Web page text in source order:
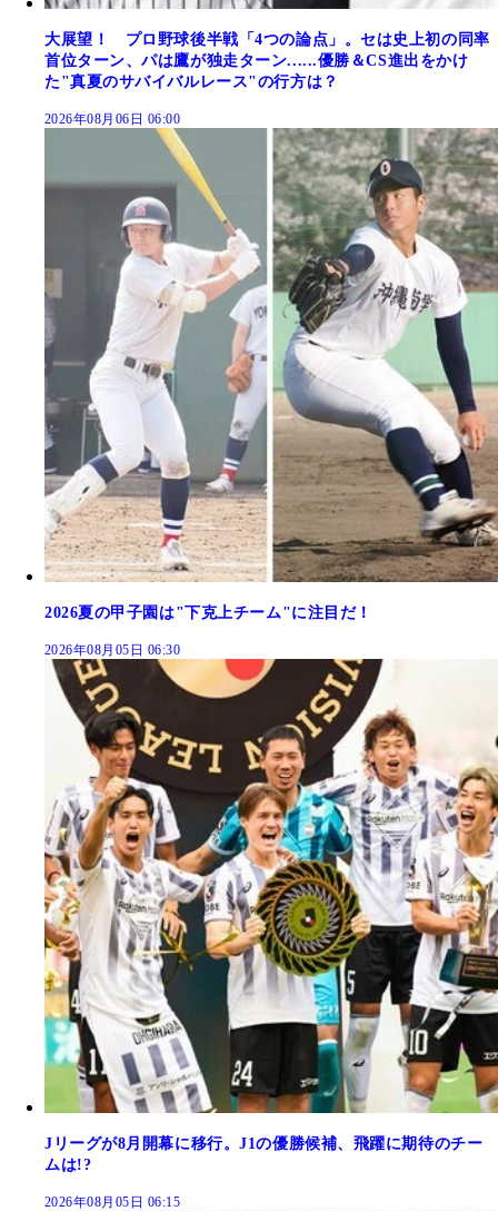
大展望！ プロ野球後半戦「4つの論点」。セは史上初の同率
首位ターン、パは鷹が独走ターン......優勝＆CS進出をかけ
た"真夏のサバイバルレース"の行方は？
2026年08月06日 06:00
2026夏の甲子園は"下克上チーム"に注目だ！
2026年08月05日 06:30
Jリーグが8月開幕に移行。J1の優勝候補、飛躍に期待のチー
ムは!?
2026年08月05日 06:15